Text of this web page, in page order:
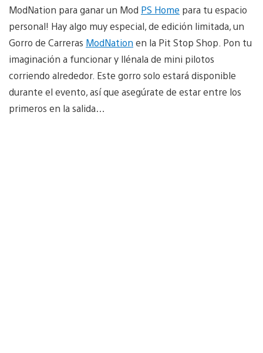
ModNation para ganar un Mod PS Home para tu espacio
personal! Hay algo muy especial, de edición limitada, un
Gorro de Carreras ModNation en la Pit Stop Shop. Pon tu
imaginación a funcionar y llénala de mini pilotos
corriendo alrededor. Este gorro solo estará disponible
durante el evento, así que asegúrate de estar entre los
primeros en la salida…